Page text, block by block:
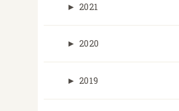
► 2021
► 2020
► 2019